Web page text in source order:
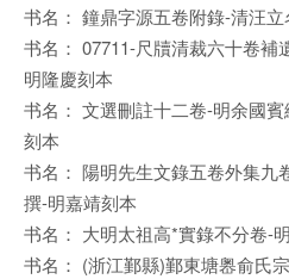
书名： 鐘鼎字源五卷附錄-清汪
书名： 07711-尺牘清裁六十卷補
明隆慶刻本
书名： 文選刪註十二卷-明余國
刻本
书名： 陽明先生文錄五卷外集九
撰-明嘉靖刻本
书名： 大明太祖高*實錄不分卷-
书名： (浙江鄞縣)鄞東塘嶴俞氏